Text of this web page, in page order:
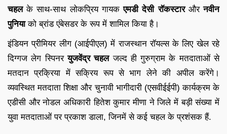
चहलके साथ-साथ लोकप्रिय गायकएमडी देसी रॉकस्टारऔरनवीन
पुनियाको ब्रांड एंबेसडर के रूप में शामिल किया है।
इंडियन प्रीमियर लीग (आईपीएल) में राजस्थान रॉयल्स के लिए खेल रहे
दिग्गज लेग स्पिनरयुजवेंद्र चहलजल्द ही गुरुग्राम के मतदाताओं से
मतदान प्रक्रिया में सक्रिय रूप से भाग लेने की अपील करेंगे।
व्यवस्थित मतदाता शिक्षा और चुनावी भागीदारी (एसवीईईपी) कार्यक्रम के
एडीसी और नोडल अधिकारी हितेश कुमार मीणा ने जिले में बड़ी संख्या में
युवा मतदाताओं पर प्रकाश डाला, जिनमें से कई चहल के प्रशंसक हैं.